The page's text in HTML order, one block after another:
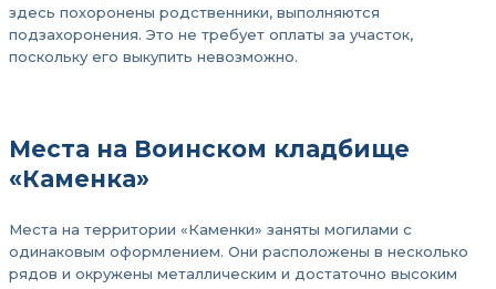
здесь похоронены родственники, выполняются
подзахоронения. Это не требует оплаты за участок,
поскольку его выкупить невозможно.
Места на Воинском кладбище
«Каменка»
Места на территории «Каменки» заняты могилами с
одинаковым оформлением. Они расположены в несколько
рядов и окружены металлическим и достаточно высоким